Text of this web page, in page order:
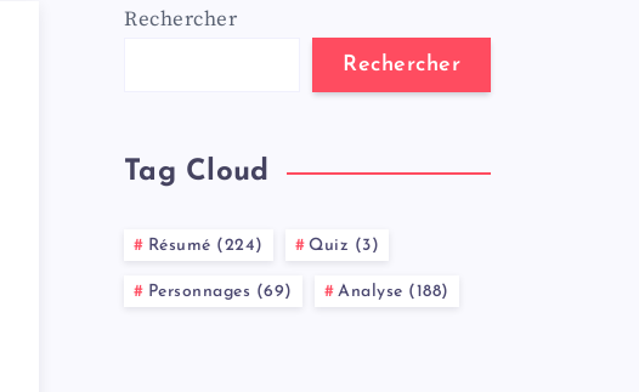
Rechercher
Rechercher
Tag Cloud
Résumé (224) Quiz (3)
Personnages (69) Analyse (188)